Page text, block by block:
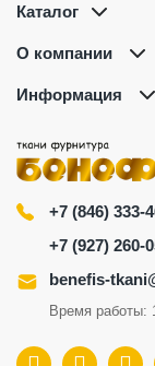
Каталог
О компании
Информация
+7 (846) 333-
+7 (927) 260-
benefis-
Время работы: